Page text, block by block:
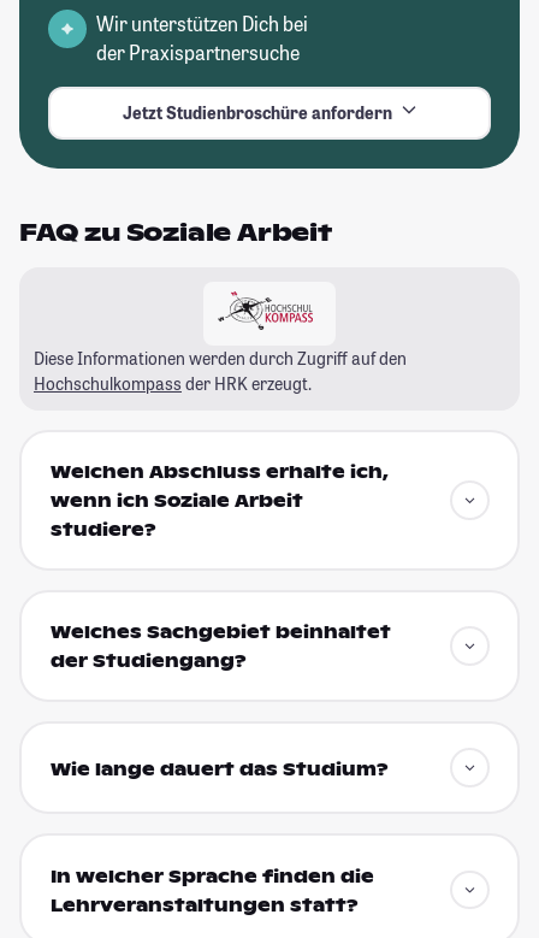
Wir unterstützen Dich bei
der Praxispartnersuche
Jetzt Studienbroschüre anfordern
FAQ zu Soziale Arbeit
Diese Informationen werden durch Zugriff auf den
Hochschulkompass der HRK erzeugt.
Welchen Abschluss erhalte ich,
wenn ich Soziale Arbeit
studiere?
Welches Sachgebiet beinhaltet
der Studiengang?
Wie lange dauert das Studium?
In welcher Sprache finden die
Lehrveranstaltungen statt?